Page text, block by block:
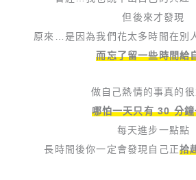
但後來才發現
原來…是因為我們花太多時間在別
而忘了留一些時間給
做自己熱情的事真的
哪怕一天只有 30 分
每天進步一點點
長時間後你一定會發現自己正拾